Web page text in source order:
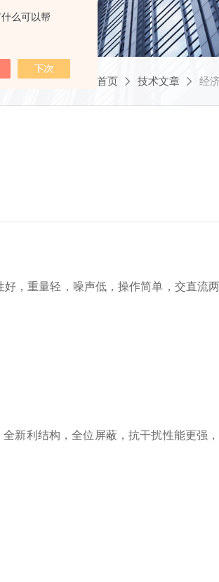
么可以帮
当前位置： 首页 技术文章 经
，重量轻，噪声低，操作简单，交直流
新利结构，全位屏蔽，抗干扰性能更强